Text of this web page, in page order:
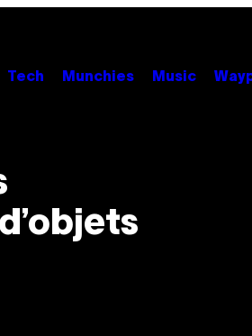
Tech Munchies Music